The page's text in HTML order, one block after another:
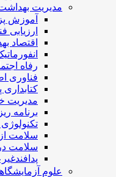
مدیریت
آموزش
ارزیابی
اقتصاد
رفاه
فناوری
مديريت
برنامه
سلامت
سلامت در
علوم